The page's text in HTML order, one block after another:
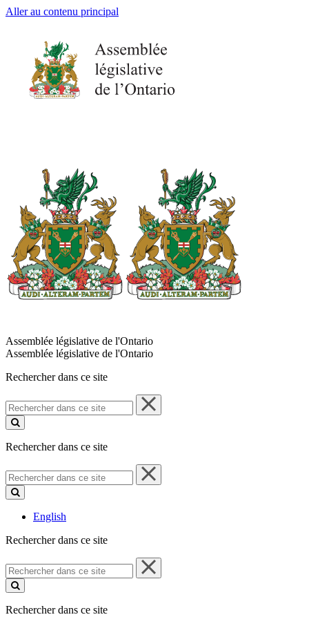
Aller au contenu principal
Assemblée législative de l'Ontario
Assemblée législative de l'Ontario
Rechercher dans ce site
Rechercher
dans
ce
Rechercher dans ce site
Rechercher
dans
ce
English
Rechercher dans ce site
Rechercher
dans
ce
Rechercher dans ce site